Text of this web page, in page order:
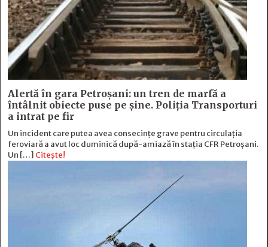
Alertă în gara Petroșani: un tren de marfă a
întâlnit obiecte puse pe șine. Poliția Transporturi
a intrat pe fir
Un incident care putea avea consecințe grave pentru circulația
feroviară a avut loc duminică după-amiază în stația CFR Petroșani.
Un […] Citește!